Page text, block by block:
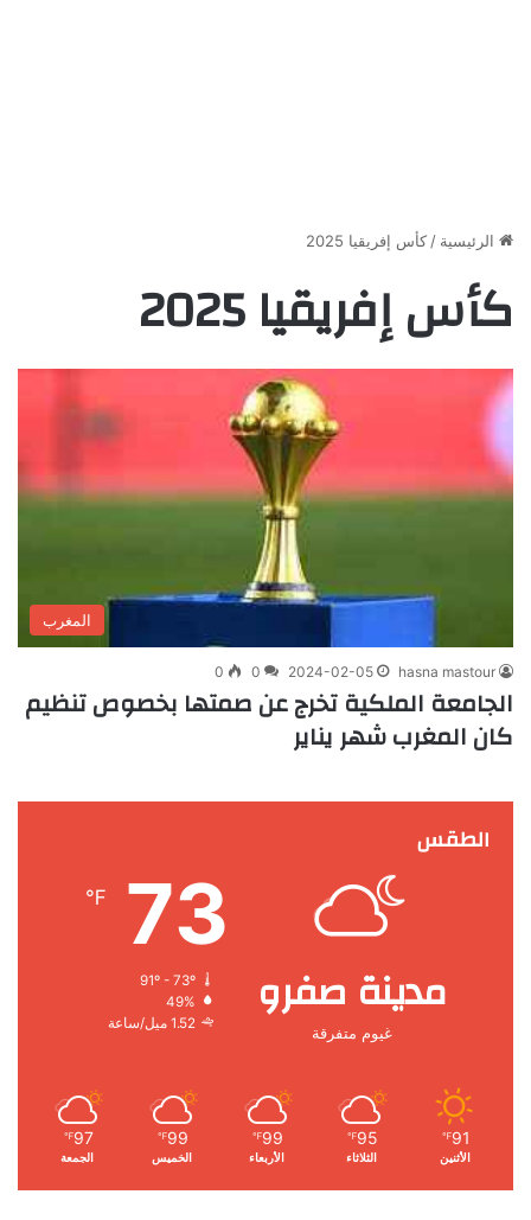
الرئيسية / كأس إفريقيا 2025
كأس إفريقيا 2025
المغرب
hasna mastour
2024-02-05
0
0
الجامعة الملكية تخرج عن صمتها بخصوص تنظيم
كان المغرب شهر يناير
الطقس
مدينة صفرو
غيوم متفرقة
73
℉
91º - 73º
49%
1.52 ميل/ساعة
91
℉
الأثنين
95
℉
الثلاثاء
99
℉
الأربعاء
99
℉
الخميس
97
℉
الجمعة